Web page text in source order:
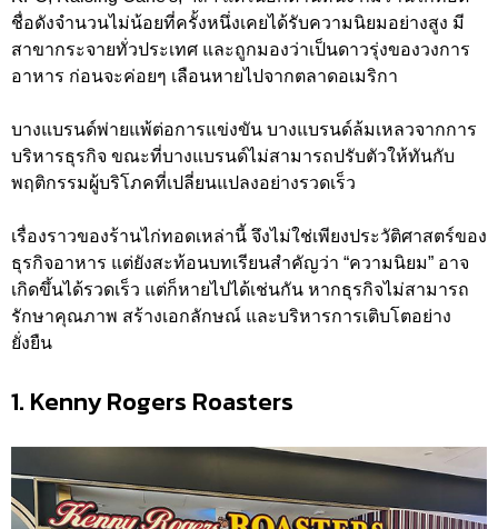
ชื่อดังจำนวนไม่น้อยที่ครั้งหนึ่งเคยได้รับความนิยมอย่างสูง มี
สาขากระจายทั่วประเทศ และถูกมองว่าเป็นดาวรุ่งของวงการ
อาหาร ก่อนจะค่อยๆ เลือนหายไปจากตลาดอเมริกา
บางแบรนด์พ่ายแพ้ต่อการแข่งขัน บางแบรนด์ล้มเหลวจากการ
บริหารธุรกิจ ขณะที่บางแบรนด์ไม่สามารถปรับตัวให้ทันกับ
พฤติกรรมผู้บริโภคที่เปลี่ยนแปลงอย่างรวดเร็ว
เรื่องราวของร้านไก่ทอดเหล่านี้ จึงไม่ใช่เพียงประวัติศาสตร์ของ
ธุรกิจอาหาร แต่ยังสะท้อนบทเรียนสำคัญว่า “ความนิยม” อาจ
เกิดขึ้นได้รวดเร็ว แต่ก็หายไปได้เช่นกัน หากธุรกิจไม่สามารถ
รักษาคุณภาพ สร้างเอกลักษณ์ และบริหารการเติบโตอย่าง
ยั่งยืน
1. Kenny Rogers Roasters